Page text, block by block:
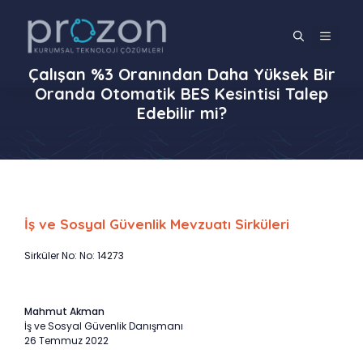
MENÜ
Çalışan %3 Oranından Daha Yüksek Bir
Oranda Otomatik BES Kesintisi Talep
Edebilir mi?
İş ve Sosyal Güvenlik Mevzuatı Sirküleri
Sirküler No: No: 14273
Mahmut Akman
İş ve Sosyal Güvenlik Danışmanı
26 Temmuz 2022